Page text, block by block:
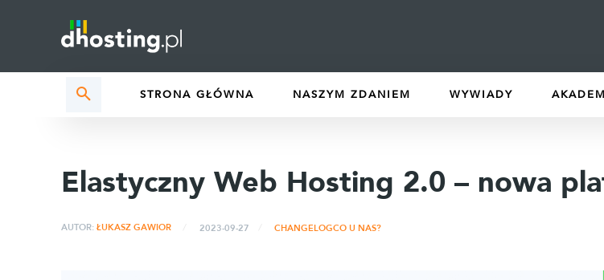
STRONA GŁÓWNA NASZYM ZDANIEM WYWIADY
Elastyczny Web Hosting 2.0 – nowa
AUTOR: ŁUKASZ GAWIOR 2023-09-27 CHANGELOGCO U NAS?